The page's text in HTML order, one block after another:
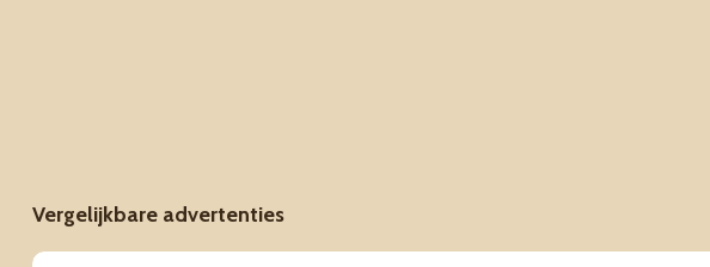
Vergelijkbare advertenties